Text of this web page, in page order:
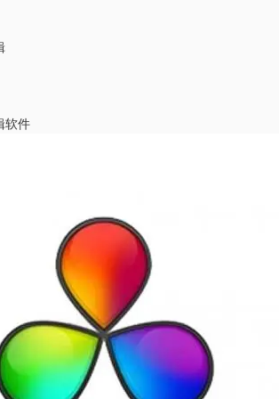
软件